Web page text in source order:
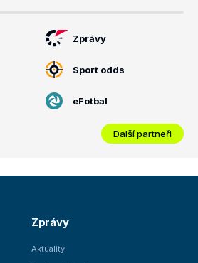
Zprávy
Sport odds
eFotbal
Další partneři
Zprávy
Aktuality